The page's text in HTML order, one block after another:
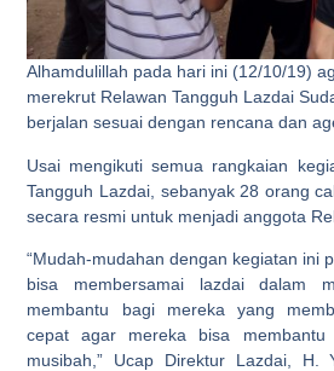
Alhamdulillah pada hari ini (12/10/19)
merekrut Relawan Tangguh Lazdai
berjalan sesuai dengan rencana dan
Usai mengikuti semua rangkaian
Tangguh Lazdai, sebanyak 28 orang
secara resmi untuk menjadi anggota
“Mudah-mudahan dengan kegiatan ini
bisa membersamai lazdai dalam
membantu bagi mereka yang
cepat agar mereka bisa
musibah,” Ucap Direktur Lazdai, H.